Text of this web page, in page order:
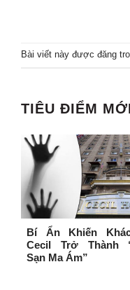
Bài viết này được đăng
TIÊU ĐIỂM
Bí Ẩn Khiến
Cecil Trở Thành
Sạn Ma Ám”